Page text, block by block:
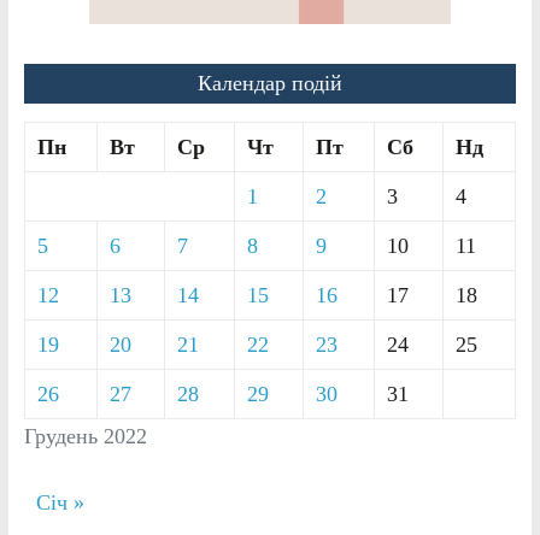
Календар подій
Грудень 2022
Пн Вт Ср Чт Пт Сб Нд
1 2 3 4
5 6 7 8 9 10 11
12 13 14 15 16 17 18
19 20 21 22 23 24 25
26 27 28 29 30 31
Січ »